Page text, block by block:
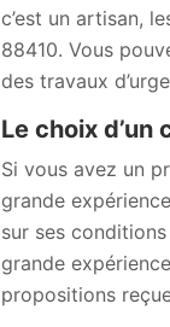
c’est un artisan,
88410. Vous
des travaux
Le choix
Si vous avez un
grande
sur ses
grande
propositions